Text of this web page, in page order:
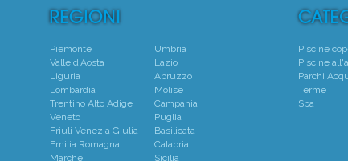
Piemonte
Valle d'Aosta
Liguria
Lombardia
Trentino Alto Adige
Veneto
Friuli Venezia Giulia
Emilia Romagna
Marche
Umbria
Lazio
Abruzzo
Molise
Campania
Puglia
Basilicata
Calabria
Sicilia
Piscine
Piscine
Parchi
Terme
Spa